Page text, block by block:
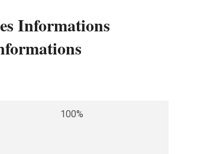
Informations
100%